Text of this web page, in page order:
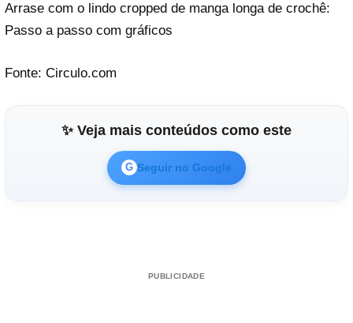
Arrase com o lindo cropped de manga longa de crochê:
Passo a passo com gráficos
Fonte: Circulo.com
✨ Veja mais conteúdos como este
G Seguir no Google
PUBLICIDADE